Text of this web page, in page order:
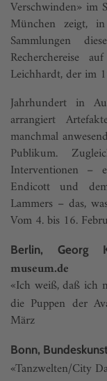
Verschwinden» im
München zeigt,
Sammlungen
Recherchereise
Leichhardt, der im
Jahrhundert in
arrangiert
manchmal
Publikum.
Interventionen –
Endicott und
Lammers – das,
Vom 4. bis 16.
Berlin, Georg
museum.de
«Ich weiß, daß ich
die Puppen der
März
Bonn,
«Tanzwelten/City